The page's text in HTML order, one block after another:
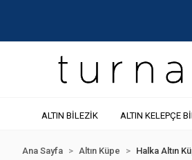
ALTIN BİLEZİK ALTIN KELEPÇE
Ana Sayfa Altın Küpe Halka Altın